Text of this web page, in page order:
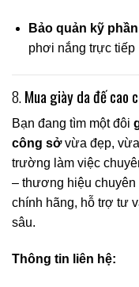
Bảo quản kỹ
phơi nắng trực tiếp
8.Mua giày da đế cao
Bạn đang tìm một đôi
công sởvừa đẹp,
trường làm việc
– thương hiệu chuyên
chính hãng, hỗ trợ tư
sâu.
Thông tin liên hệ: